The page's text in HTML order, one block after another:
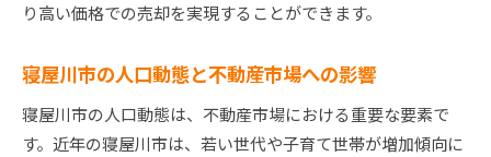
売却後の新生活に向けた準備とプランニング
る
り高い価格での売却を実現することができます。
寝屋川市の人口動態と不動産市場への影響
寝屋川市の人口動態は、不動産市場における重要な要素で
す。近年の寝屋川市は、若い世代や子育て世帯が増加傾向に